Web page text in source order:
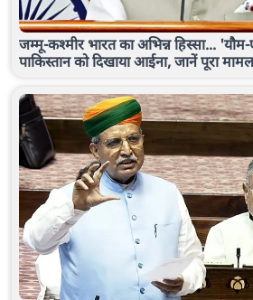
जम्मू-कश्मीर भारत का अभिन्न हिस्सा...
पाकिस्तान को दिखाया आईना, जानें पूरा